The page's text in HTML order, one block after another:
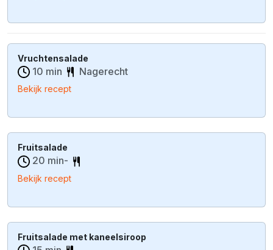
Vruchtensalade
10 min Nagerecht
Bekijk recept
Fruitsalade
20 min-
Bekijk recept
Fruitsalade met kaneelsiroop